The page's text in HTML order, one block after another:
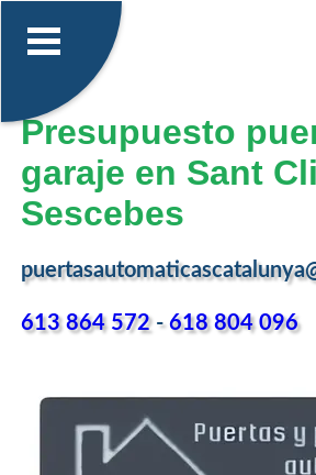
Presupuesto
garaje en Sant
Sescebes
613 864 572-618 804 096